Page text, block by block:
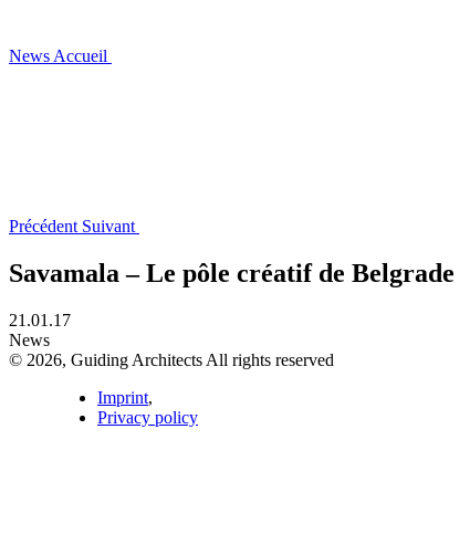
News Accueil
Précédent Suivant
Savamala – Le pôle créatif de Belgrade
21.01.17
News
© 2026, Guiding Architects All rights reserved
Imprint,
Privacy policy